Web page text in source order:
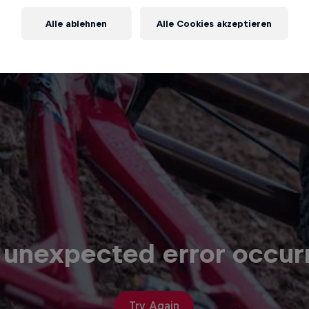
error
Try Again
Alle ablehnen Alle Cookies akzeptieren